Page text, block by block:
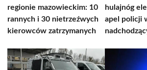
regionie mazowieckim: 10
rannych i 30 nietrzeźwych
kierowców zatrzymanych
hulajnóg
apel policji